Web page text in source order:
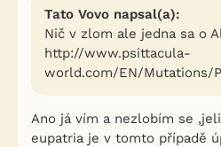
Tato Vovo napsal(a):
Nič v zlom ale jedna sa o
http://www.psittacula-
world.com/EN/Mutations/
Ano já vím a nezlobím se
eupatria je v tomto případě